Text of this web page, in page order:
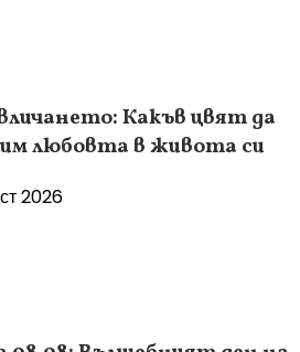
Какъв цвят да
любовта в живота си
2026